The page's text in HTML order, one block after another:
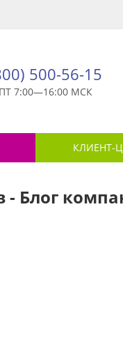
500-56-15
7:00—16:00 МСК
КЛИЕНТ-
- Блог